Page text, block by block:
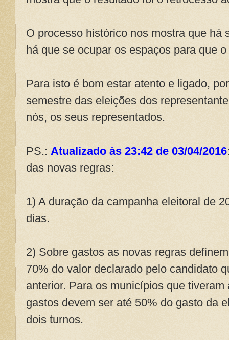
O processo histórico nos mostra que há
há que se ocupar os espaços para que
Para isto é bom estar atento e ligado,
semestre das eleições dos
nós, os seus representados.
PS.: Atualizado às 23:42 de 03/04/2016
das novas regras:
1) A duração da campanha eleitoral de
dias.
2) Sobre gastos as novas regras
70% do valor declarado pelo candidato
anterior. Para os municípios que
gastos devem ser até 50% do gasto da
dois turnos.